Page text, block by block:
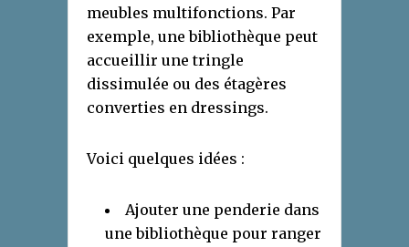
meubles multifonctions. Par
exemple, une bibliothèque peut
accueillir une tringle
dissimulée ou des étagères
converties en dressings.
Voici quelques idées :
Ajouter une penderie dans
une bibliothèque pour ranger